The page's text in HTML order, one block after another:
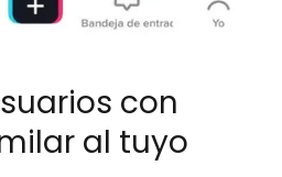
con
al tuyo